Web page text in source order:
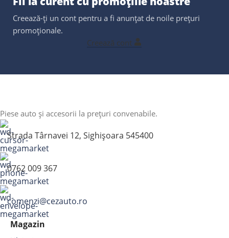
Creează-ți un cont pentru a fi anunțat de noile prețuri
promoționale.
Creează cont
Piese auto și accesorii la prețuri convenabile.
Strada Târnavei 12, Sighișoara 545400
0762 009 367
comenzi@cezauto.ro
Magazin